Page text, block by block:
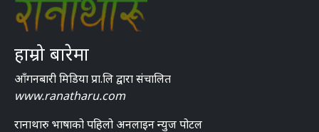
हाम्रो बारेमा
आँगनबारी मिडिया प्रा.लि द्वारा संचालित
www.ranatharu.com
रानाथारु भाषाको पहिलो अनलाइन न्युज पोटल